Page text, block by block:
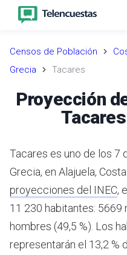
Censos de Población
Grecia
Tacares
Proyección
Tacares es uno de los 7
Grecia, en Alajuela, Costa
proyecciones del INEC,
11 230 habitantes: 5669
hombres (49,5 %). Los
representarán el 13,2 %